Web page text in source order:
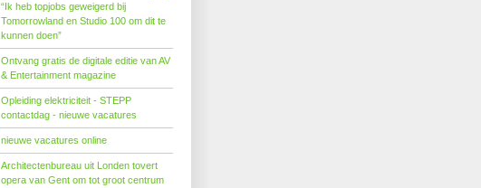
“Ik heb topjobs geweigerd bij
Tomorrowland en Studio 100 om dit te
kunnen doen”
Ontvang gratis de digitale editie van AV
& Entertainment magazine
Opleiding elektriciteit - STEPP
contactdag - nieuwe vacatures
nieuwe vacatures online
Architectenbureau uit Londen tovert
opera van Gent om tot groot centrum